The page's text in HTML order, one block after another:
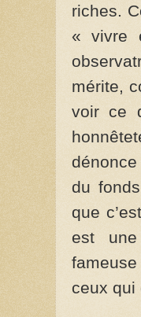
riches.
« vivre
mérite,
voir ce
du
que
est une
ceux qui